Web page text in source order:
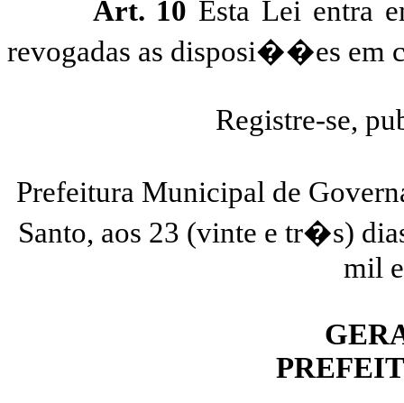
Art. 10 Esta Lei entra
revogadas as disposi��es em
Registre-se,
Prefeitura Municipal de
Santo, aos 23 (vinte e tr�s)
mil